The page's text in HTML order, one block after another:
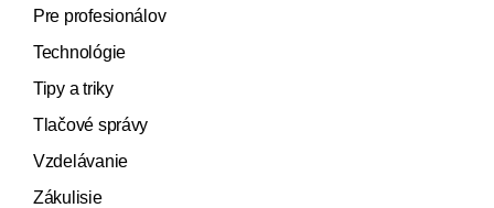
Pre profesionálov
Technológie
Tipy a triky
Tlačové správy
Vzdelávanie
Zákulisie